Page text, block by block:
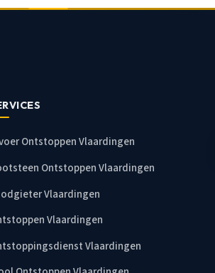
Ontstoppen Vlaardingen
Ontstoppen Vlaardingen
Vlaardingen
Vlaardingen
Vlaardingen